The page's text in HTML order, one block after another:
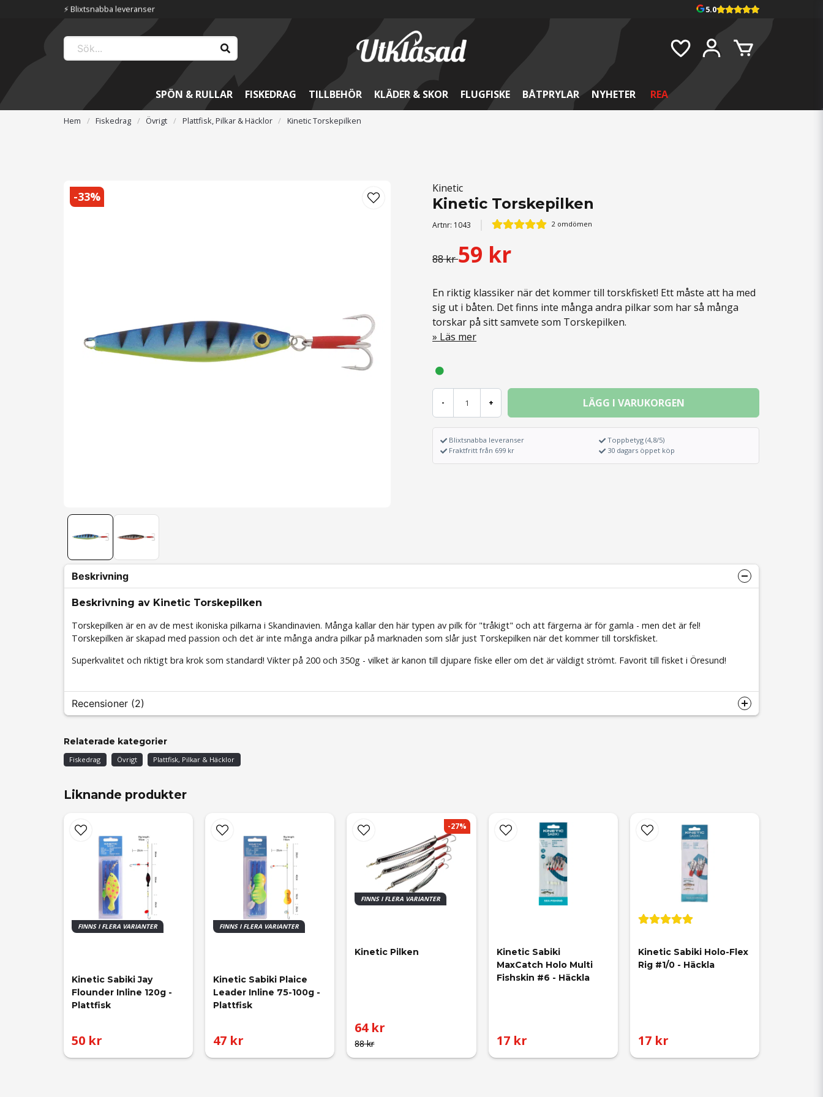
⚡️ Blixtsnabba leveranser 5.0
SPÖN & RULLAR FISKEDRAG TILLBEHÖR KLÄDER & SKOR FLUGFISKE BÅTPRYLAR NYHETER REA
Hem Fiskedrag Övrigt Plattfisk, Pilkar & Häcklor Kinetic Torskepilken
-33%
Kinetic
Kinetic Torskepilken
Artnr: 1043 2 omdömen
88 kr59 kr
En riktig klassiker när det kommer till torskfisket! Ett måste att ha med
sig ut i båten. Det finns inte många andra pilkar som har så många
torskar på sitt samvete som Torskepilken.
Läs mer
- + LÄGG I VARUKORGEN
Blixtsnabba leveranser
Fraktfritt från 699 kr
Toppbetyg (4,8/5)
30 dagars öppet köp
Beskrivning
Beskrivning av Kinetic Torskepilken
Torskepilken är en av de mest ikoniska pilkarna i Skandinavien. Många kallar den här typen av pilk för "tråkigt" och att färgerna är för gamla - men det är fel!
Torskepilken är skapad med passion och det är inte många andra pilkar på marknaden som slår just Torskepilken när det kommer till torskfisket.
Superkvalitet och riktigt bra krok som standard! Vikter på 200 och 350g - vilket är kanon till djupare fiske eller om det är väldigt strömt. Favorit till fisket i Öresund!
Recensioner (2)
Carlos
Mycket bra till havsfisket, finaste kvalitet!
för 1 år sedan
Relaterade kategorier
Fiskedrag Övrigt Plattfisk, Pilkar & Häcklor
Liknande produkter
FINNS I FLERA VARIANTER
Kinetic Sabiki Jay
Flounder Inline 120g -
Plattfisk
50 kr
FINNS I FLERA VARIANTER
Kinetic Sabiki Plaice
Leader Inline 75-100g -
Plattfisk
47 kr
FINNS I FLERA VARIANTER
Kinetic Pilken
88 kr
64 kr
-27%
Kinetic Sabiki
MaxCatch Holo Multi
Fishskin #6 - Häckla
17 kr
Kinetic Sabiki Holo-Flex
Rig #1/0 - Häckla
17 kr